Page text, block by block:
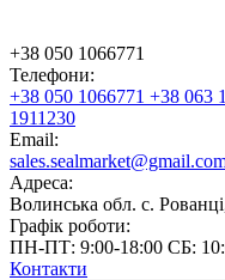
+38 050 1066771
Телефони:
+38 050 1066771 +38 063
1911230
Email:
Адреса:
Волинська обл. с.
Графік роботи:
ПН-ПТ: 9:00-18:00 СБ:
Контакти